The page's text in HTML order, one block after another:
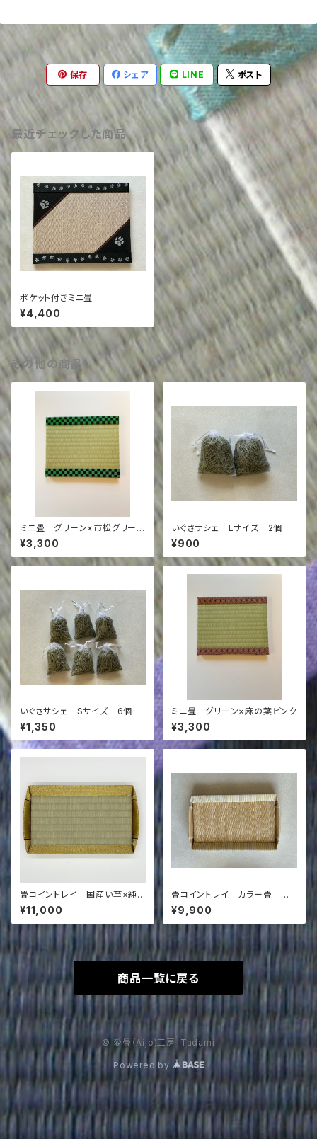
保存 シェア LINE ポスト
最近チェックした商品
ポケット付きミニ畳
¥4,400
その他の商品
ミニ畳 グリーン×市松グリーン
&黒
¥3,300
いぐさサシェ Lサイズ 2個
¥900
いぐさサシェ Sサイズ 6個
¥1,350
ミニ畳 グリーン×麻の葉ピンク
¥3,300
畳コイントレイ 国産い草×純
金縁
¥11,000
畳コイントレイ カラー畳 乳
白色×白金ストライプ
¥9,900
商品一覧に戻る
© 愛畳（Aijo)工房-Tadami
Powered by